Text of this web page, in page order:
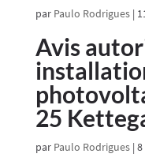
par Paulo Rodrigues|
Avis
25
par Paulo Rodrigues| 8